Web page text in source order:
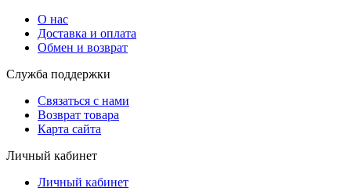
О нас
Доставка и оплата
Обмен и возврат
Служба поддержки
Связаться с нами
Возврат товара
Карта сайта
Личный кабинет
Личный кабинет